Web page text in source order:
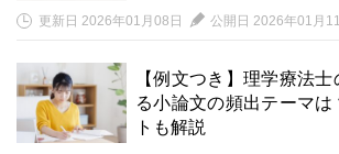
更新日 2026年01月08日 公開日 2026年01月
【例文つき】理学療法
る小論文の頻出テーマ
トも解説